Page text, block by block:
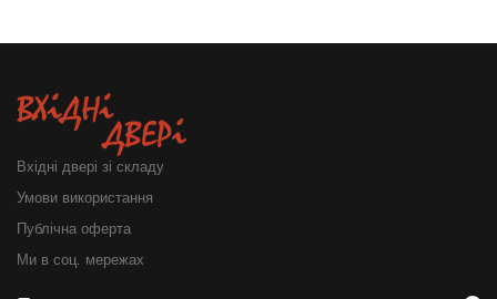
Вхідні двері зі складу
Умови використання
Публічна оферта
Ми в соц. мережах